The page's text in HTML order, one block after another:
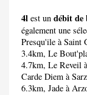
4l est un débit de
également une
Presqu'ile à Saint
3.4km, Le
4.7km, Le Reveil
Carde Diem à
6.3km, Jade à